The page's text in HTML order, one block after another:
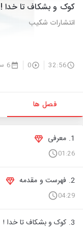
کوک و بشکاف تا خدا !
انتشارات شکیب
32:56
0 6 سال پیش
فصل ها
1. معرفی
01:26
2. فهرست و مقدمه
04:29
3. کوک و بشکاف تا خدا !